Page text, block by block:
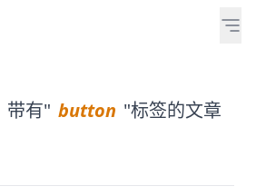
带有" button "标签的文章